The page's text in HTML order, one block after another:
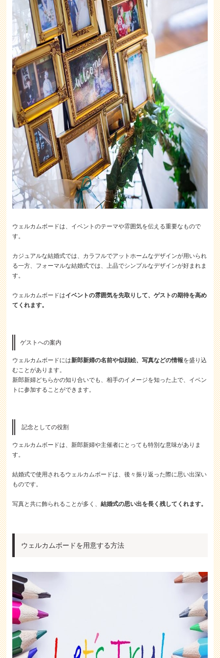
ウェルカムボードは、イベントのテーマや雰囲気を伝える重要なもので
す。
カジュアルな結婚式では、カラフルでアットホームなデザインが用いられ
る一方、フォーマルな結婚式では、上品でシンプルなデザインが好まれま
す。
ウェルカムボードはイベントの雰囲気を先取りして、ゲストの期待を高め
てくれます。
ゲストへの案内
ウェルカムボードには新郎新婦の名前や似顔絵、写真などの情報を盛り込
むことがあります。
新郎新婦どちらかの知り合いでも、相手のイメージを知った上で、イベン
トに参加することができます。
記念としての役割
ウェルカムボードは、新郎新婦や主催者にとっても特別な意味がありま
す。
結婚式で使用されるウェルカムボードは、後々振り返った際に思い出深い
ものです。
写真と共に飾られることが多く、結婚式の思い出を長く残してくれます。
ウェルカムボードを用意する方法